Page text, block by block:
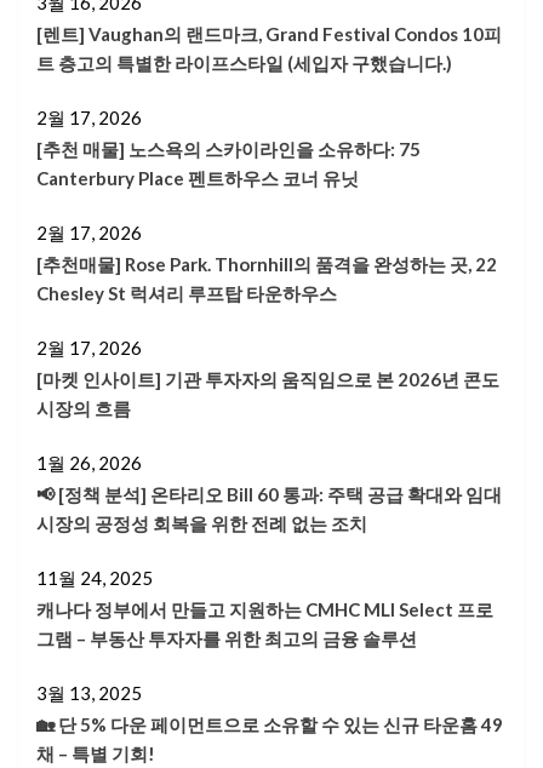
[렌트] Vaughan의 랜드마크, Grand Festival Condos 10피
트 층고의 특별한 라이프스타일 (세입자 구했습니다.)
2월 17, 2026
[추천 매물] 노스욕의 스카이라인을 소유하다: 75
Canterbury Place 펜트하우스 코너 유닛
2월 17, 2026
[추천매물] Rose Park. Thornhill의 품격을 완성하는 곳, 22
Chesley St 럭셔리 루프탑 타운하우스
2월 17, 2026
[마켓 인사이트] 기관 투자자의 움직임으로 본 2026년 콘도
시장의 흐름
1월 26, 2026
📢 [정책 분석] 온타리오 Bill 60 통과: 주택 공급 확대와 임대
시장의 공정성 회복을 위한 전례 없는 조치
11월 24, 2025
캐나다 정부에서 만들고 지원하는 CMHC MLI Select 프로
그램 – 부동산 투자자를 위한 최고의 금융 솔루션
3월 13, 2025
🏡 단 5% 다운 페이먼트으로 소유할 수 있는 신규 타운홈 49
채 – 특별 기회!